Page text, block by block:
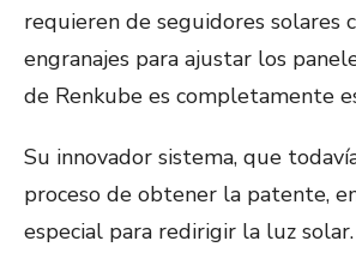
requieren de seguidores solares
engranajes para ajustar los
de Renkube es completamente
Su innovador sistema, que
proceso de obtener la patente,
especial para redirigir la luz solar.